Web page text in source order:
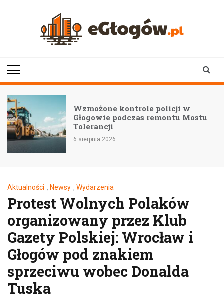
Wzmożone kontrole policji w
Głogowie podczas remontu Mostu
Tolerancji
6 sierpnia 2026
Aktualności , Newsy , Wydarzenia
Protest Wolnych Polaków
organizowany przez Klub
Gazety Polskiej: Wrocław i
Głogów pod znakiem
sprzeciwu wobec Donalda
Tuska